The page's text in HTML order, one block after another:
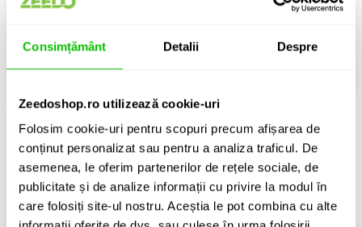
Consimțământ Detalii Despre
Zeedoshop.ro utilizează cookie-uri
Folosim cookie-uri pentru scopuri precum afișarea de
conținut personalizat sau pentru a analiza traficul. De
asemenea, le oferim partenerilor de rețele sociale, de
publicitate și de analize informații cu privire la modul în
care folosiți site-ul nostru. Aceștia le pot combina cu alte
Disponibilitate: La Comanda
ADAUGA IN COS
Instrument de suflat electronic